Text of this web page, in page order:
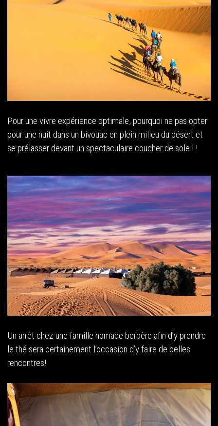
Pour une vivre expérience optimale, pourquoi ne pas opter
pour une nuit dans un bivouac en plein milieu du désert et
se prélasser devant un spectaculaire coucher de soleil !
Un arrêt chez une famille nomade berbère afin d’y prendre
le thé sera certainement l’occasion d’y faire de belles
rencontres!